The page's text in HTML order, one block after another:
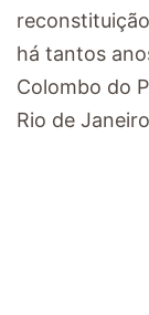
há tantos
Colombo do
Rio de